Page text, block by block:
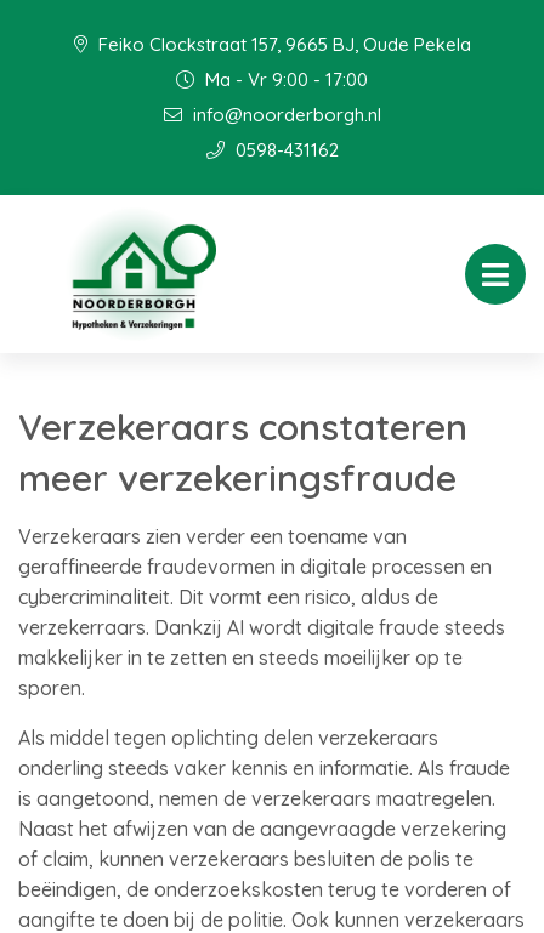
Feiko Clockstraat 157, 9665 BJ, Oude Pekela
Ma - Vr 9:00 - 17:00
info@noorderborgh.nl
0598-431162
Verzekeraars constateren
meer verzekeringsfraude
Verzekeraars zien verder een toename van
geraffineerde fraudevormen in digitale processen en
cybercriminaliteit. Dit vormt een risico, aldus de
verzekerraars. Dankzij AI wordt digitale fraude steeds
makkelijker in te zetten en steeds moeilijker op te
sporen.
Als middel tegen oplichting delen verzekeraars
onderling steeds vaker kennis en informatie. Als fraude
is aangetoond, nemen de verzekeraars maatregelen.
Naast het afwijzen van de aangevraagde verzekering
of claim, kunnen verzekeraars besluiten de polis te
beëindigen, de onderzoekskosten terug te vorderen of
aangifte te doen bij de politie. Ook kunnen verzekeraars